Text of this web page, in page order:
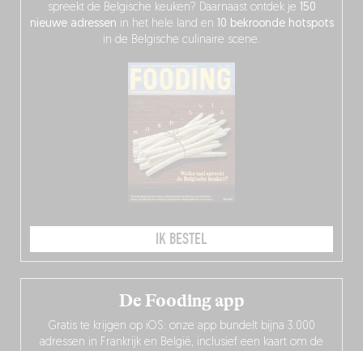
spreekt de Belgische keuken? Daarnaast ontdek je 150
nieuwe adressen in het hele land en 10 bekroonde hotspots
in de Belgische culinaire scene.
IK BESTEL
De Fooding app
Gratis te krijgen op iOS: onze app bundelt bijna 3.000
adressen in Frankrijk en België, inclusief een kaart om de